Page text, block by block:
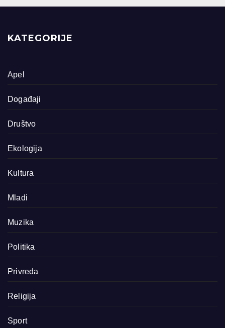
KATEGORIJE
Apel
Događaji
Društvo
Ekologija
Kultura
Mladi
Muzika
Politika
Privreda
Religija
Sport